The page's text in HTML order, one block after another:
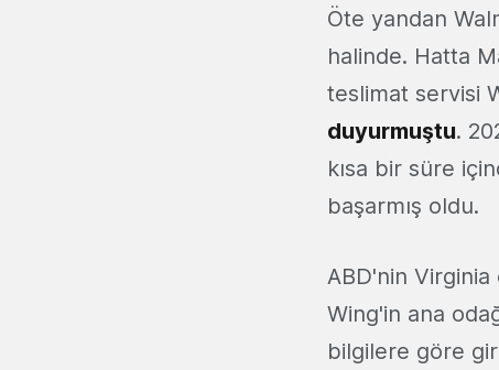
Öte yandan
halinde. Hatta
teslimat servisi
duyurmuştu.
kısa bir süre
başarmış oldu.
ABD'nin
Wing'in ana
bilgilere göre